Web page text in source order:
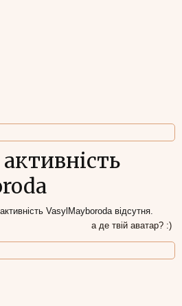
VasylMayboroda відсутня.
а де твій аватар? :)